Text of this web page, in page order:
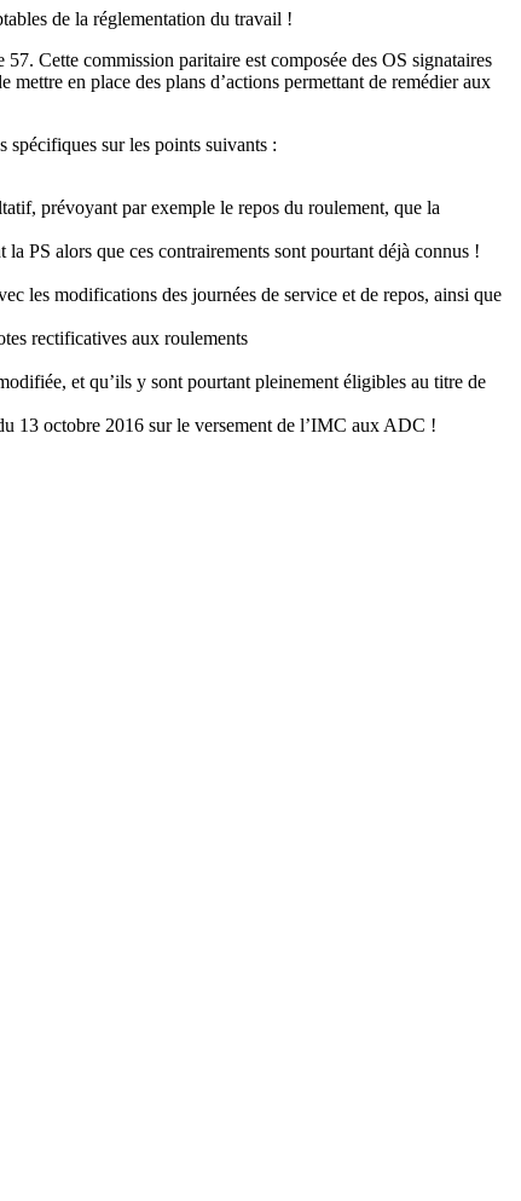
de la réglementation du travail !
Cette commission paritaire est composée des OS signataires
en place des plans d’actions permettant de remédier aux
sur les points suivants :
prévoyant par exemple le repos du roulement, que la
PS alors que ces contrairements sont pourtant déjà connus !
les modifications des journées de service et de repos, ainsi que
rectificatives aux roulements
et qu’ils y sont pourtant pleinement éligibles au titre de
13 octobre 2016 sur le versement de l’IMC aux ADC !